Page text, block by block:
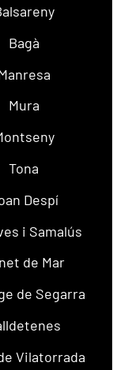
Bagà
Mura
Tona
Despí
i Samalús
de Mar
de Segarra
Vilatorrada